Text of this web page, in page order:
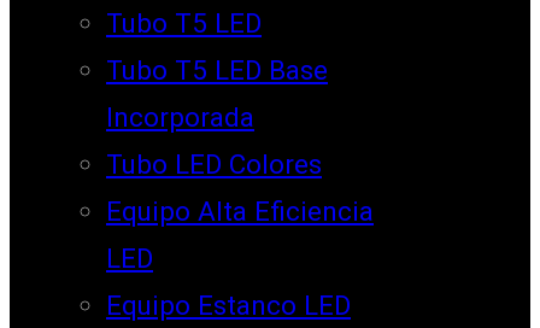
Tubo T5 LED
Tubo T5 LED Base
Incorporada
Tubo LED Colores
Equipo Alta Eficiencia
LED
Equipo Estanco LED